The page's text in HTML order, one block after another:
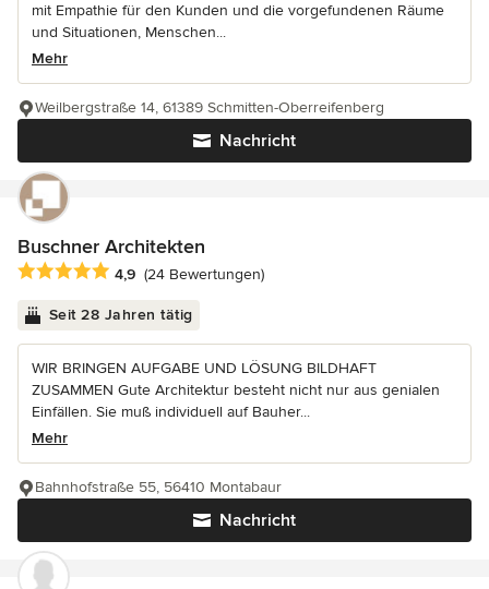
mit Empathie für den Kunden und die vorgefundenen Räume
und Situationen, Menschen...
Mehr
Nachricht
Weilbergstraße 14, 61389 Schmitten-Oberreifenberg
Buschner Architekten
Durchschnittliche Bewertung: 4.9 von 5 Sternen
4,9 (24 Bewertungen)
Seit 28 Jahren tätig
WIR BRINGEN AUFGABE UND LÖSUNG BILDHAFT
ZUSAMMEN Gute Architektur besteht nicht nur aus genialen
Einfällen. Sie muß individuell auf Bauher...
Mehr
Nachricht
Bahnhofstraße 55, 56410 Montabaur